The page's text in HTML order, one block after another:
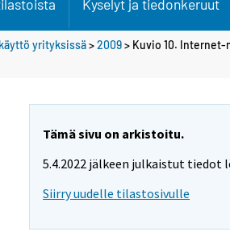
Kyselyt ja tiedonkeruut
yrityksissä>2009> Kuvio 10.
Tämä sivu on arkistoitu.
5.4.2022 jälkeen julkaistut
Siirry uudelle tilastosivulle